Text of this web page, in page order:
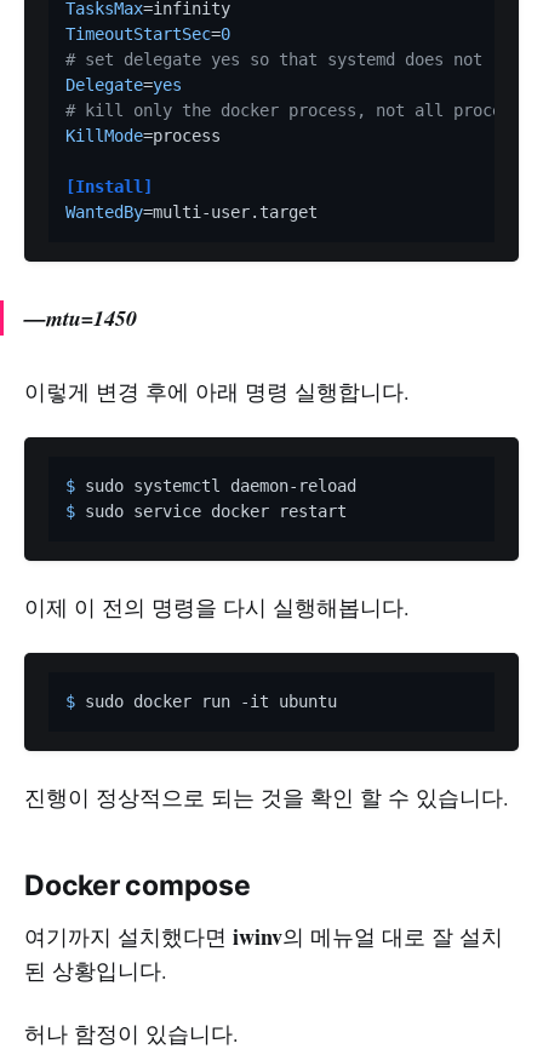
TasksMax
TimeoutStartSec=0
# set delegate yes so that systemd does not
Delegate=yes
# kill only the docker process, not all
KillMode=process
[Install]
WantedBy
—mtu=1450
이렇게 변경 후에 아래 명령 실행합니다.
$
$
이제 이 전의 명령을 다시 실행해봅니다.
$
진행이 정상적으로 되는 것을 확인 할 수 있습니다.
Docker compose
여기까지 설치했다면 iwinv의 메뉴얼 대로 잘 설치
된 상황입니다.
허나 함정이 있습니다.